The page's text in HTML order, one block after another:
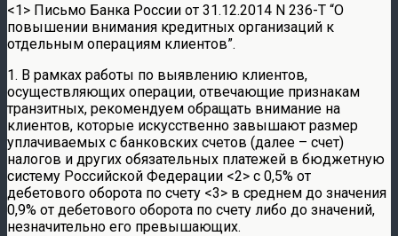
<1> Письмо Банка России от 31.12.2014 N 236-Т “О
повышении внимания кредитных организаций к
отдельным операциям клиентов”.
1. В рамках работы по выявлению клиентов,
осуществляющих операции, отвечающие признакам
транзитных, рекомендуем обращать внимание на
клиентов, которые искусственно завышают размер
уплачиваемых с банковских счетов (далее – счет)
налогов и других обязательных платежей в бюджетную
систему Российской Федерации <2> с 0,5% от
дебетового оборота по счету <3> в среднем до значения
0,9% от дебетового оборота по счету либо до значений,
незначительно его превышающих.